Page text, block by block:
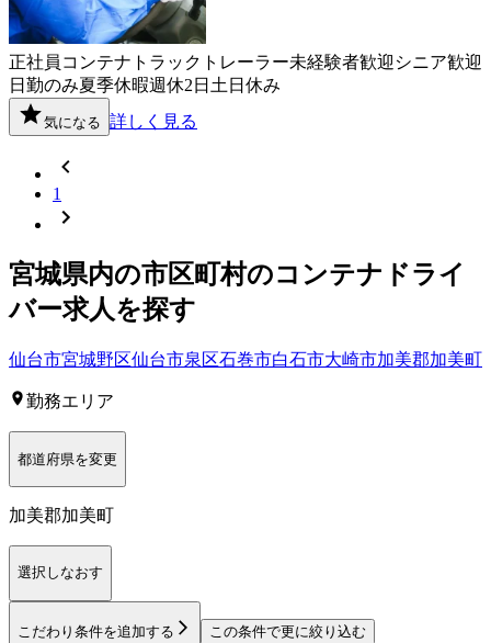
正社員 コンテナ トラック トレーラー未経験者歓迎 シニア歓迎
日勤のみ夏季休暇週休2日 土日休み
気になる 詳しく見る
1
宮城県内の市区町村のコンテナ ドライ
バー求人を探す
仙台市宮城野区仙台市泉区石巻市白石市大崎市加美郡加美町
勤務エリア
都道府県を変更
加美郡加美町
選択しなおす
こだわり条件を追加する この条件で更に絞り込む